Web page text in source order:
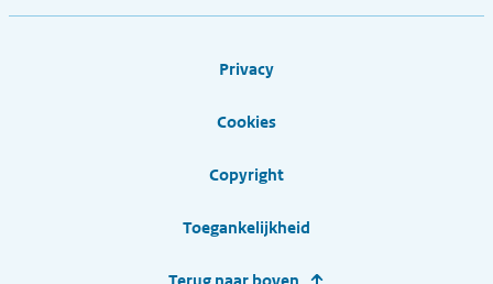
Privacy
Cookies
Copyright
Toegankelijkheid